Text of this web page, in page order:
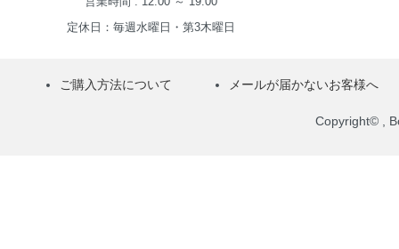
定休日：毎週水曜日・第3木曜日
ご購入方法について メールが届かないお客様へ
Copyright© ,